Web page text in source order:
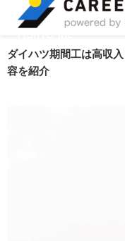
ダイハツ期間工は高収
容を紹介